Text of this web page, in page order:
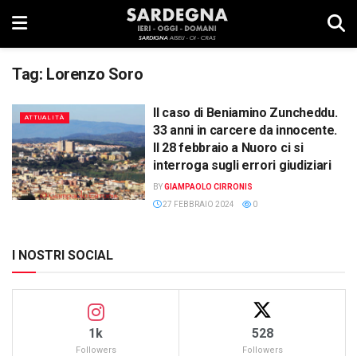
Tag: Lorenzo Soro
ATTUALITÀ
Il caso di Beniamino Zuncheddu.
33 anni in carcere da innocente.
Il 28 febbraio a Nuoro ci si
interroga sugli errori giudiziari
BYGIAMPAOLO CIRRONIS
27 FEBBRAIO 2024
0
I NOSTRI SOCIAL
1k
Followers
528
Followers